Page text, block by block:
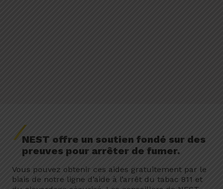
NEST offre un soutien fondé sur des
preuves pour arrêter de fumer.
Vous pouvez obtenir ces aides gratuitement par le
biais de notre ligne d’aide à l’arrêt du tabac 811 et